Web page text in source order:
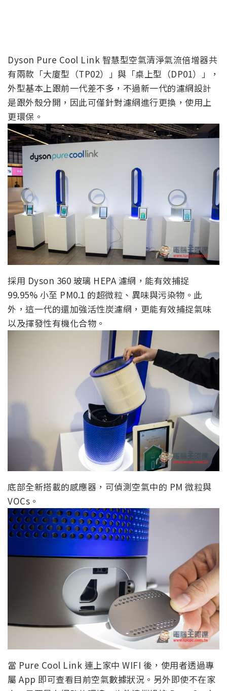
Dyson Pure Cool Link 智慧型空氣清淨氣流倍增器共
有兩款「大廈型（TP02）」與「桌上型（DP01）」，
外型基本上跟前一代差不多，不過新一代的濾網設計
是跟外殼分開，因此可僅針對濾網進行更換，使用上
更環保。
採用 Dyson 360 玻璃 HEPA 濾網，能有效捕捉
99.95% 小至 PM0.1 的超微粒、異味與污染物。此
外，這一代的還加強活性炭濾網，更能有效捕捉氣味
以及揮發性有機化合物。
底部全新搭載的感應器，可偵測空氣中的 PM 微粒與
VOCs。
當 Pure Cool Link 連上家中 WIFI 後，使用者透過專
屬 App 即可查看目前空氣數據狀況。另外即使不在家